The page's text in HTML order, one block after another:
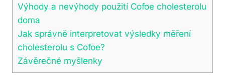
Výhody a nevýhody použití Cofoe cholesterolu
doma
Jak správně interpretovat výsledky měření
cholesterolu s Cofoe?
Závěrečné myšlenky